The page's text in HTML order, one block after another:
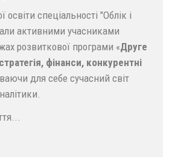
спеціальності "Облік і
активними учасниками
розвиткової програми «Друге
фінанси, конкурентні
для себе сучасний світ